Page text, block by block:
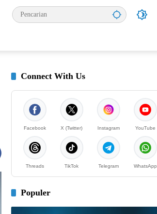
Connect With Us
Facebook X (Twitter) Instagram YouTube
Threads TikTok Telegram WhatsApp
Populer